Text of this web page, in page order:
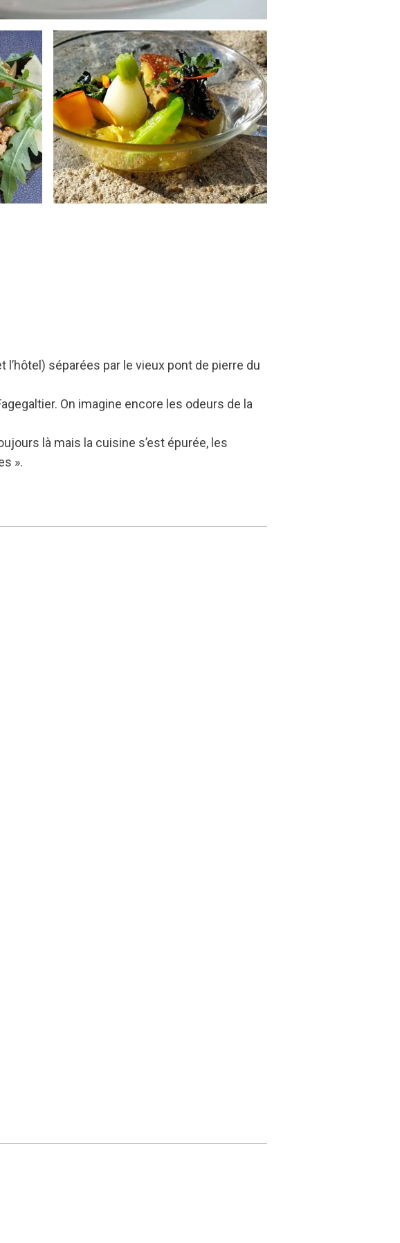
séparées par le vieux pont de pierre du
On imagine encore les odeurs de la
là mais la cuisine s’est épurée, les
».